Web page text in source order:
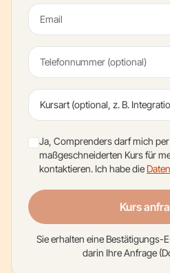
Email
Telefonnummer (optional)
Kursart (optional, z. B.
Ja, Comprenders darf mich
maßgeschneiderten Kurs für
kontaktieren. Ich habe die
Kurs
Sie erhalten eine Bestätigungs-
darin Ihre Anfrage